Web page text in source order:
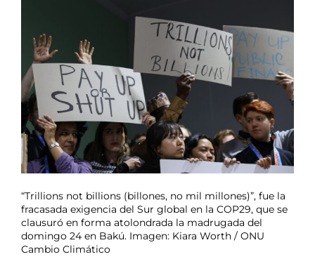
“Trillions not billions (billones, no mil millones)”, fue la
fracasada exigencia del Sur global en la COP29, que se
clausuró en forma atolondrada la madrugada del
domingo 24 en Bakú. Imagen: Kiara Worth / ONU
Cambio Climático